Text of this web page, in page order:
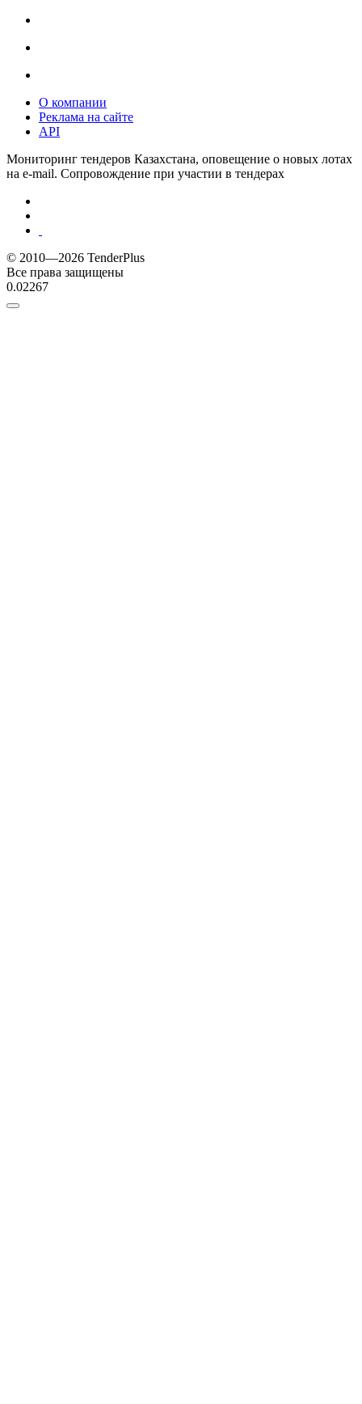
О компании
Реклама на сайте
API
Мониторинг тендеров Казахстана, оповещение о новых лотах
на e-mail. Сопровождение при участии в тендерах
© 2010—2026 TenderPlus
Все права защищены
0.02267